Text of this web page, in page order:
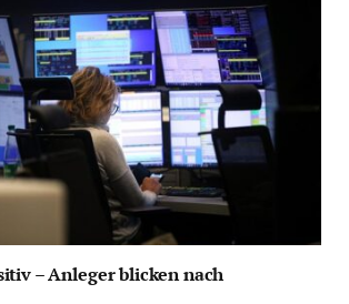
– Anleger blicken nach